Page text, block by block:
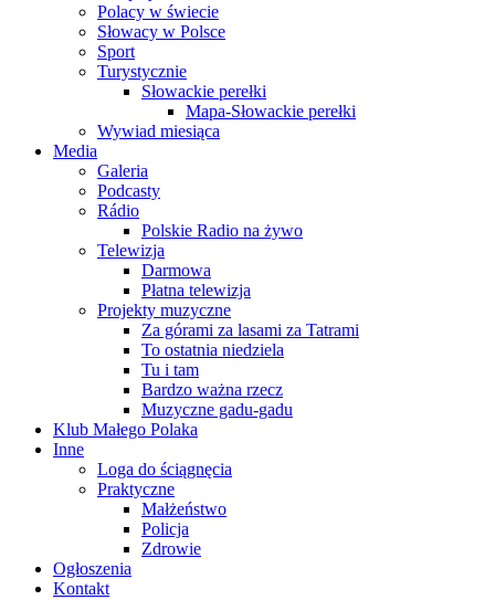
Polacy w świecie
Słowacy w Polsce
Sport
Turystycznie
Słowackie perełki
Mapa-Słowackie perełki
Wywiad miesiąca
Media
Galeria
Podcasty
Rádio
Polskie Radio na żywo
Telewizja
Darmowa
Płatna telewizja
Projekty muzyczne
Za górami za lasami za Tatrami
To ostatnia niedziela
Tu i tam
Bardzo ważna rzecz
Muzyczne gadu-gadu
Klub Małego Polaka
Inne
Loga do ściągnęcia
Praktyczne
Małżeństwo
Policja
Zdrowie
Ogłoszenia
Kontakt